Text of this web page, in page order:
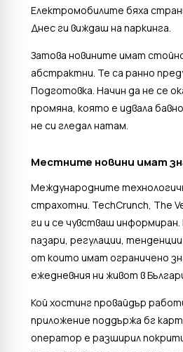
Електромобилите бяха
Днес ги виждаш на паркинга.
Затова новините имат
абстрактни. Те са ранно
Подготовка. Начин да не се
промяна, която е идвала
не си гледал натам.
Местните новини имат
Международните
страхотни. TechCrunch, The
ги и се чувстваш
пазари, регулации,
от които имат ограничено
ежедневния ни живот в
Кой хостинг провайдър
приложение поддържа бг
оператор е разширил